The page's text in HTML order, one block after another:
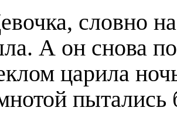
словно
А он снова
царила
пытались